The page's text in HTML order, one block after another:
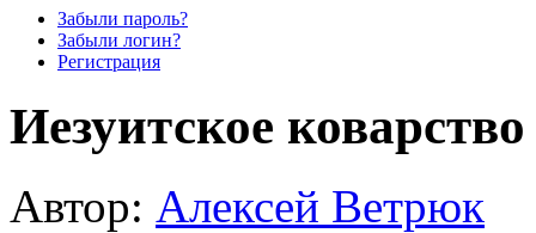
Забыли пароль?
Забыли логин?
Регистрация
Иезуитское коварство
Автор: Алексей Ветрюк